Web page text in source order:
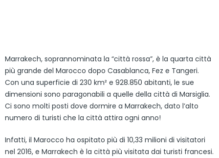
Marrakech, soprannominata la “città rossa”, è la quarta città
più grande del Marocco dopo Casablanca, Fez e Tangeri.
Con una superficie di 230 km² e 928.850 abitanti, le sue
dimensioni sono paragonabili a quelle della città di Marsiglia.
Ci sono molti posti dove dormire a Marrakech, dato l’alto
numero di turisti che la città attira ogni anno!
Infatti, il Marocco ha ospitato più di 10,33 milioni di visitatori
nel 2016, e Marrakech è la città più visitata dai turisti francesi.